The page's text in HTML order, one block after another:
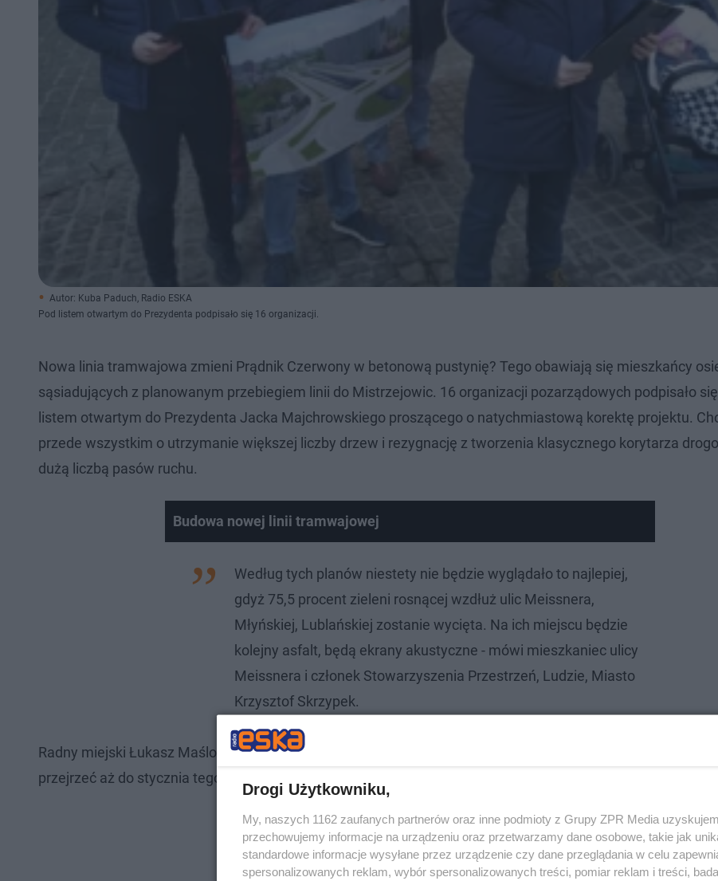
Autor: Kuba Paduch, Radio ESKA
Pod listem otwartym do Prezydenta podpisało się 16 organizacji.
Nowa linia tramwajowa zmieni Prądnik Czerwony w betonową pustynię? Tego obawiają się mieszkańcy
sąsiadujących z planowanym przebiegiem linii do Mistrzejowic. 16 organizacji pozarządowych podpisało
listem otwartym do Prezydenta Jacka Majchrowskiego proszącego o natychmiastową korektę projektu.
przede wszystkim o utrzymanie większej liczby drzew i rezygnację z tworzenia klasycznego korytarza
dużą liczbą pasów ruchu.
Budowa nowej linii tramwajowej
Według tych planów niestety nie będzie wyglądało to najlepiej,
gdyż 75,5 procent zieleni rosnącej wzdłuż ulic Meissnera,
Młyńskiej, Lublańskiej zostanie wycięta. Na ich miejscu będzie
kolejny asfalt, będą ekrany akustyczne - mówi mieszkaniec ulicy
Meissnera i członek Stowarzyszenia Przestrzeń, Ludzie, Miasto
Krzysztof Skrzypek.
Radny miejski Łukasz Maślona zwraca uwagę, że projekt linii był owiany dziwną tajemnicą. Nie można było
przejrzeć aż do stycznia tego roku.
Drogi Użytkowniku,
My, naszych 1162 zaufanych partnerów oraz inne podmioty z Grupy ZPR Media
przechowujemy informacje na urządzeniu oraz przetwarzamy dane osobowe, takie jak
standardowe informacje wysyłane przez urządzenie czy dane przeglądania w celu
spersonalizowanych reklam, wybór spersonalizowanych treści, pomiar reklam i treści,